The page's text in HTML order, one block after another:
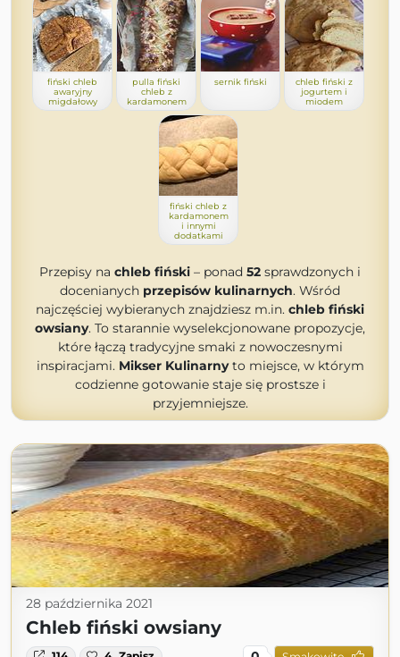
fiński chleb
awaryjny
migdałowy
pulla fiński
chleb z
kardamonem
sernik fiński
chleb fiński z
jogurtem i
miodem
fiński chleb z
kardamonem
i innymi
dodatkami
Przepisy na chleb fiński – ponad 52 sprawdzonych i
docenianych przepisów kulinarnych. Wśród
najczęściej wybieranych znajdziesz m.in. chleb fiński
owsiany. To starannie wyselekcjonowane propozycje,
które łączą tradycyjne smaki z nowoczesnymi
inspiracjami. Mikser Kulinarnyto miejsce, w którym
codzienne gotowanie staje się prostsze i
przyjemniejsze.
28 października 2021
Chleb fiński owsiany